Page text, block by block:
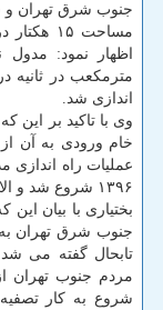
جنوب شرق تهران و
مساحت
اظهار نمود:
اندازی شد.
وی با تاكید بر این
خام ورودی به آن
عملیات راه اندازی
۱۳۹۶ شروع شد و الان به انتها رسیده است.
بختیاری با بیان
جنوب شرق تهران
تابحال گفته می
مردم جنوب تهران
شروع به كار